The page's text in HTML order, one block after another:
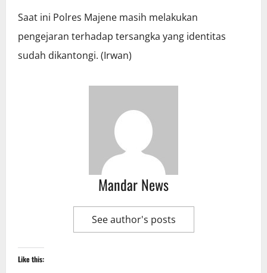
Saat ini Polres Majene masih melakukan
pengejaran terhadap tersangka yang identitas
sudah dikantongi. (Irwan)
Mandar News
See author's posts
Like this: